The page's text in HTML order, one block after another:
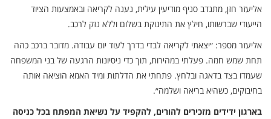
אליעזר חזן, מתנדב סניף מודיעין עילית, נענה לקריאה ובאמצעות הציוד
הייעודי שברשותו, חילץ את התינוקת בשלום וללא נזק לרכב.
אליעזר מספר: ״יצאתי לקריאה לבדי בדרך לעוד יום עבודה. מדובר ברכב כהה
תחת שמש חמה. פעלתי במהירות, תוך כדי ניסיונות הרגעה של בני המשפחה
שעמדו בצד בדאגה ובלחץ. פתחתי את הדלתות ומיד האמא הוציאה אותה
בחיבוקים, כשהיא בריאה ושלמה״‏.
בארגון ידידים מזכירים להורים, להקפיד על נשיאת המפתח בכל כניסה